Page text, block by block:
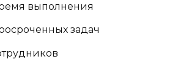
выполнения
задач